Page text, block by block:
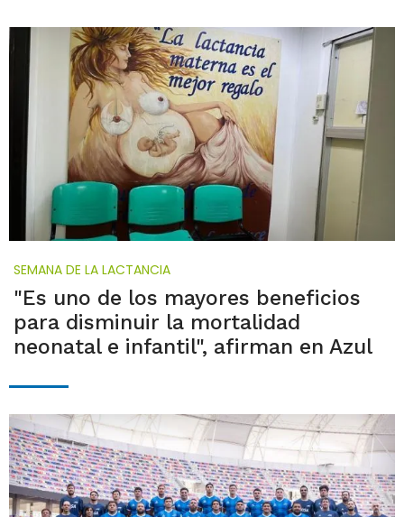
SEMANA DE LA LACTANCIA
"Es uno de los mayores beneficios
para disminuir la mortalidad
neonatal e infantil", afirman en Azul